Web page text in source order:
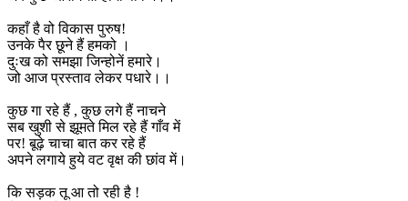
कहाँ है वो विकास पुरुष!
उनके पैर छूने हैं हमको ।
दुःख को समझा जिन्होनें हमारे।
जो आज प्रस्ताव लेकर पधारे।।
कुछ गा रहे हैं , कुछ लगे हैं नाचने
सब खुशी से झूमते मिल रहे हैं गाँव में
पर! बूढ़े चाचा बात कर रहे हैं
अपने लगाये हुये वट वृक्ष की छांव में।
कि सड़क तू आ तो रही है !